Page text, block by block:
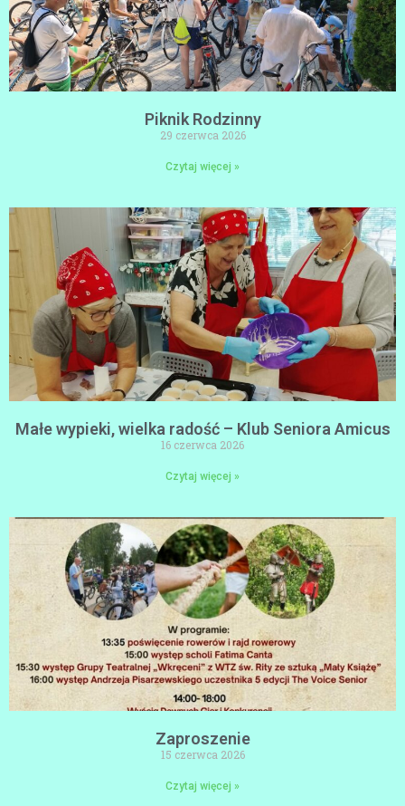
Piknik Rodzinny
29 czerwca 2026
Czytaj więcej »
Małe wypieki, wielka radość – Klub Seniora Amicus
16 czerwca 2026
Czytaj więcej »
Zaproszenie
15 czerwca 2026
Czytaj więcej »